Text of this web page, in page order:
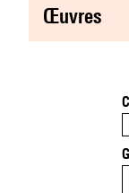
œuvres